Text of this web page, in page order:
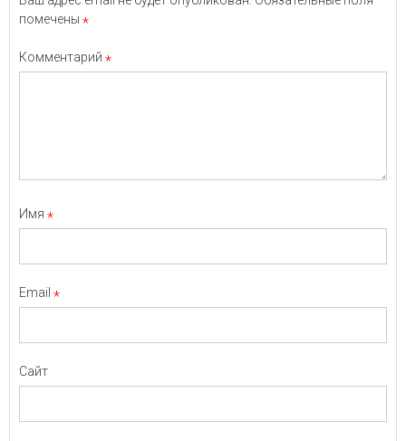
помечены *
Комментарий *
Имя *
Email *
Сайт